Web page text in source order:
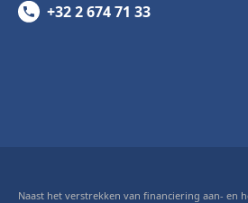
+32 2 674 71 33
Naast het verstrekken van financiering aan- en